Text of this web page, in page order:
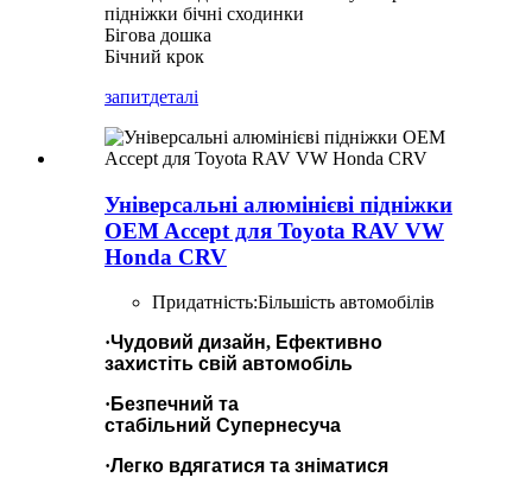
підніжки бічні сходинки
Бігова дошка
Бічний крок
запитдеталі
Універсальні алюмінієві підніжки
OEM Accept для Toyota RAV VW
Honda CRV
Придатність:Більшість автомобілів
·Чудовий дизайн, Ефективно
захистіть свій автомобіль
· Безпечний та
стабільний Супернесуча
·Легко вдягатися та зніматися